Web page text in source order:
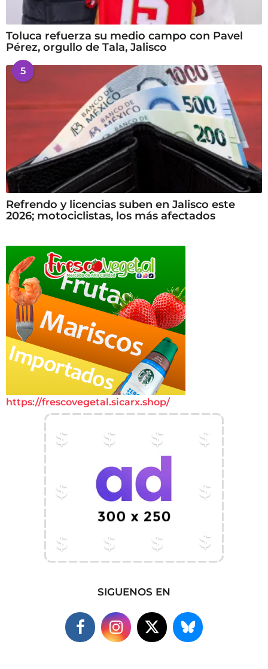
Toluca refuerza su medio campo con Pavel
Pérez, orgullo de Tala, Jalisco
5
Refrendo y licencias suben en Jalisco este
2026; motociclistas, los más afectados
https://frescovegetal.sicarx.shop/
SIGUENOS EN